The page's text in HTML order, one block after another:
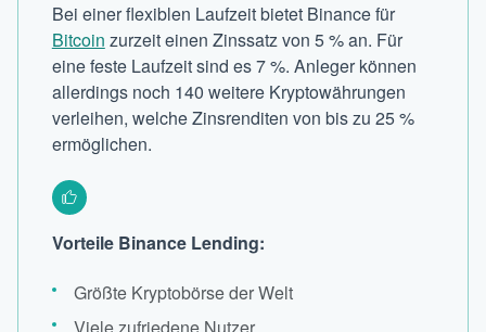
Bei einer flexiblen Laufzeit bietet Binance für
Bitcoin zurzeit einen Zinssatz von 5 % an. Für
eine feste Laufzeit sind es 7 %. Anleger können
allerdings noch 140 weitere Kryptowährungen
verleihen, welche Zinsrenditen von bis zu 25 %
ermöglichen.
Vorteile Binance Lending:
Größte Kryptobörse der Welt